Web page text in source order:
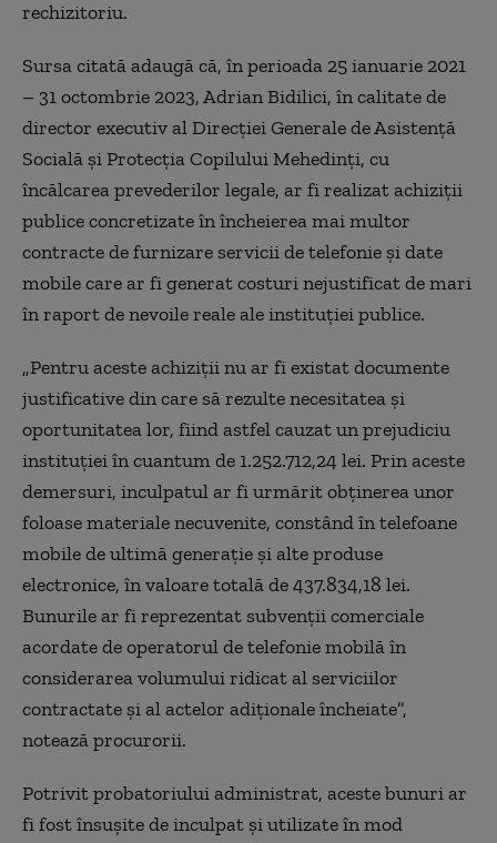
rechizitoriu.
Sursa citată adaugă că, în perioada 25 ianuarie 2021
– 31 octombrie 2023, Adrian Bidilici, în calitate de
director executiv al Direcţiei Generale de Asistenţă
Socială şi Protecţia Copilului Mehedinţi, cu
încălcarea prevederilor legale, ar fi realizat achiziţii
publice concretizate în încheierea mai multor
contracte de furnizare servicii de telefonie şi date
mobile care ar fi generat costuri nejustificat de mari
în raport de nevoile reale ale instituţiei publice.
„Pentru aceste achiziţii nu ar fi existat documente
justificative din care să rezulte necesitatea şi
oportunitatea lor, fiind astfel cauzat un prejudiciu
instituţiei în cuantum de 1.252.712,24 lei. Prin aceste
demersuri, inculpatul ar fi urmărit obţinerea unor
foloase materiale necuvenite, constând în telefoane
mobile de ultimă generaţie şi alte produse
electronice, în valoare totală de 437.834,18 lei.
Bunurile ar fi reprezentat subvenţii comerciale
acordate de operatorul de telefonie mobilă în
considerarea volumului ridicat al serviciilor
contractate şi al actelor adiţionale încheiate”,
notează procurorii.
Potrivit probatoriului administrat, aceste bunuri ar
fi fost însuşite de inculpat şi utilizate în mod